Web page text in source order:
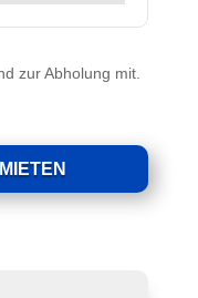
zur Abholung mit.